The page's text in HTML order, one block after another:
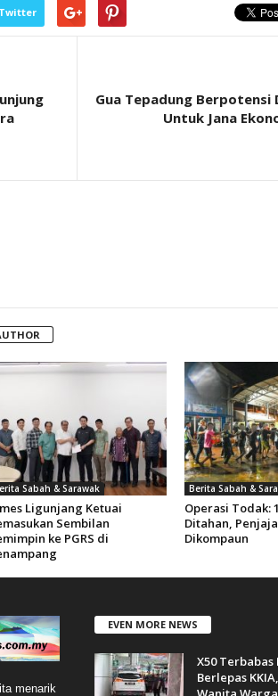
Twitter
Gua Tepadung Berpotensi
Untuk Jana
Sabah & Sarawak
Ligunjang Ketuai
Sembilan
ke PGRS di
Berita Sabah &
Operasi Todak:
Ditahan,
Dikompaun
menarik
EVEN MORE NEWS
X50 Terbabas
Berlepas